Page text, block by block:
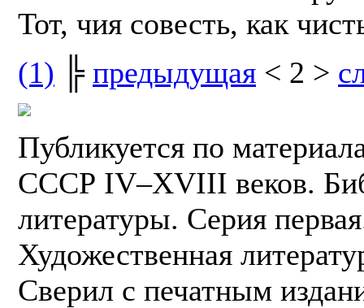
Тот, чия совесть, как
(1) ╠ предыдущая < 2 >
Публикуется по
СССР IV–XVIII веков.
литературы. Серия
Художественная
Сверил с печатным